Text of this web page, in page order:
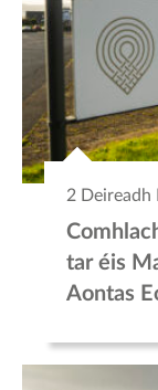
2 Deireadh
tar éis
Aontas